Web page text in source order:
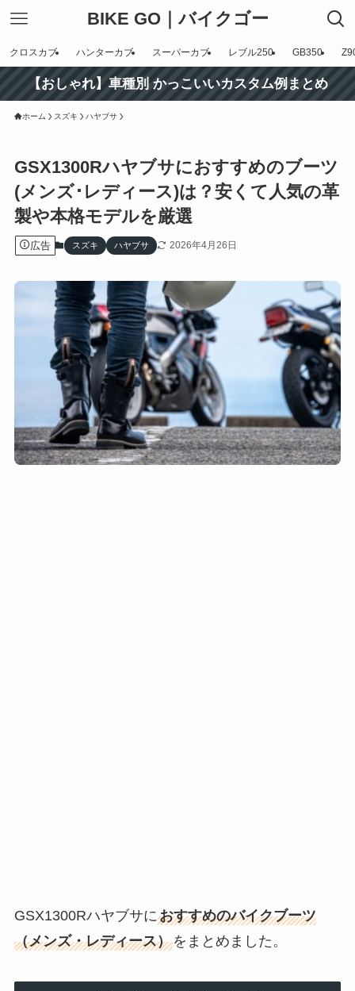
BIKE GO｜バイクゴー
クロスカブ ハンターカブ スーパーカブ レブル250 GB350
【おしゃれ】車種別 かっこいいカスタム例まとめ
ホーム スズキ ハヤブサ
GSX1300Rハヤブサにおすすめのブーツ
(メンズ･レディース)は？安くて人気の革
製や本格モデルを厳選
広告 スズキ ハヤブサ 2026年4月26日
GSX1300Rハヤブサにおすすめのバイクブーツ
（メンズ・レディース）をまとめました。